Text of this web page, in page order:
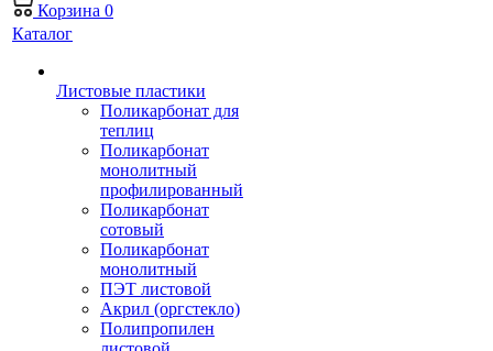
Корзина 0
Каталог
Листовые пластики
Поликарбонат для
теплиц
Поликарбонат
монолитный
профилированный
Поликарбонат
сотовый
Поликарбонат
монолитный
ПЭТ листовой
Акрил (оргстекло)
Полипропилен